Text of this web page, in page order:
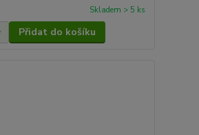
Skladem > 5 ks
Přidat do košíku